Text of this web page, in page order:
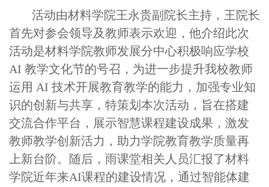
活动由材料学院王永贵副院长主持，王院长
首先对参会领导及教师表示欢迎，他介绍此次
活动是材料学院教师发展分中心积极响应学校
AI 教学文化节的号召，为进一步提升我校教师
运用 AI 技术开展教育教学的能力，加强专业知
识的创新与共享，特策划本次活动，旨在搭建
交流合作平台，展示智慧课程建设成果，激发
教师教学创新活力，助力学院教育教学质量再
上新台阶。随后，雨课堂相关人员汇报了材料
学院近年来AI课程的建设情况，通过智能体建